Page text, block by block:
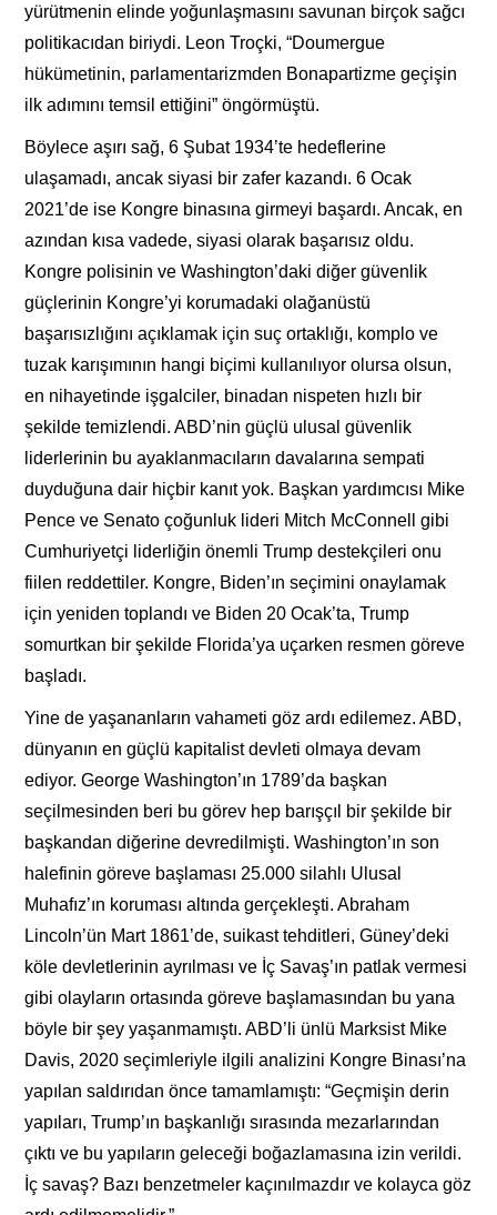
yürütmenin elinde yoğunlaşmasını savunan birçok sağcı
politikacıdan biriydi. Leon Troçki, “Doumergue
hükümetinin, parlamentarizmden Bonapartizme geçişin
ilk adımını temsil ettiğini” öngörmüştü.
Böylece aşırı sağ, 6 Şubat 1934’te hedeflerine
ulaşamadı, ancak siyasi bir zafer kazandı. 6 Ocak
2021’de ise Kongre binasına girmeyi başardı. Ancak, en
azından kısa vadede, siyasi olarak başarısız oldu.
Kongre polisinin ve Washington’daki diğer güvenlik
güçlerinin Kongre’yi korumadaki olağanüstü
başarısızlığını açıklamak için suç ortaklığı, komplo ve
tuzak karışımının hangi biçimi kullanılıyor olursa olsun,
en nihayetinde işgalciler, binadan nispeten hızlı bir
şekilde temizlendi. ABD’nin güçlü ulusal güvenlik
liderlerinin bu ayaklanmacıların davalarına sempati
duyduğuna dair hiçbir kanıt yok. Başkan yardımcısı Mike
Pence ve Senato çoğunluk lideri Mitch McConnell gibi
Cumhuriyetçi liderliğin önemli Trump destekçileri onu
fiilen reddettiler. Kongre, Biden’ın seçimini onaylamak
için yeniden toplandı ve Biden 20 Ocak’ta, Trump
somurtkan bir şekilde Florida’ya uçarken resmen göreve
başladı.
Yine de yaşananların vahameti göz ardı edilemez. ABD,
dünyanın en güçlü kapitalist devleti olmaya devam
ediyor. George Washington’ın 1789’da başkan
seçilmesinden beri bu görev hep barışçıl bir şekilde bir
başkandan diğerine devredilmişti. Washington’ın son
halefinin göreve başlaması 25.000 silahlı Ulusal
Muhafız’ın koruması altında gerçekleşti. Abraham
Lincoln’ün Mart 1861’de, suikast tehditleri, Güney’deki
köle devletlerinin ayrılması ve İç Savaş’ın patlak vermesi
gibi olayların ortasında göreve başlamasından bu yana
böyle bir şey yaşanmamıştı. ABD’li ünlü Marksist Mike
Davis, 2020 seçimleriyle ilgili analizini Kongre Binası’na
yapılan saldırıdan önce tamamlamıştı: “Geçmişin derin
yapıları, Trump’ın başkanlığı sırasında mezarlarından
çıktı ve bu yapıların geleceği boğazlamasına izin verildi.
İç savaş? Bazı benzetmeler kaçınılmazdır ve kolayca göz